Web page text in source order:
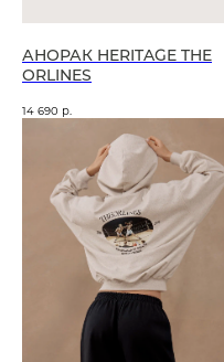
АНОРАК HERITAGE THE
ORLINES
14 690 р.